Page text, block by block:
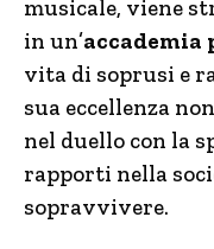
musicale, viene
in un’accademia
vita di soprusi e
sua eccellenza
nel duello con la
rapporti nella
sopravvivere.